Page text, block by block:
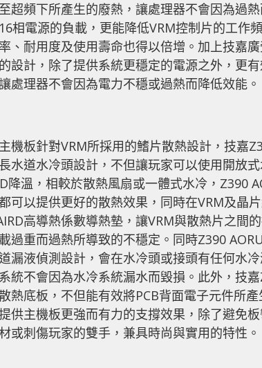
超頻下所產生的廢熱，讓處理器不會因為過
相電源的負載，更能降低VRM控制片的工作
、耐用度及使用壽命也得以倍增。加上技嘉
設計，除了提供系統更穩定的電源之外，更
處理器不會因為電力不穩或過熱而降低效能。
機板針對VRM所採用的鰭片散熱設計，技嘉
水道水冷頭設計，不但讓玩家可以使用開放
降溫，相較於散熱風扇或一體式水冷，Z390
可以提供更好的散熱效果，同時在VRM及晶
高導熱係數導熱墊，讓VRM與散熱片之間
過重而過熱所導致的不穩定。同時Z390
漏液偵測設計，會在水冷頭或接頭有任何水
統不會因為水冷系統漏水而毀損。此外，技嘉
熱底板，不但能有效將PCB背面電子元件所
供主機板更強而有力的支撐效果，除了避免
或刺傷玩家的雙手，兼具時尚與實用的特性。